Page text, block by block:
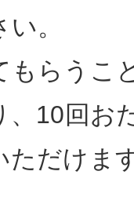
。
もらうこ
、10回お
ただけま